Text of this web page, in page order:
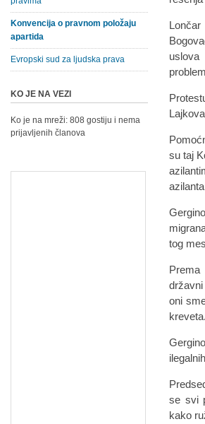
su taj
tog
oni
kreveta.
se svi
kako
Konvencija o pravnom položaju
apartida
Evropski sud za ljudska prava
KO JE NA VEZI
Ko je na mreži: 808 gostiju i nema
prijavljenih članova